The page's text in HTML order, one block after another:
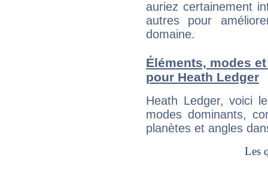
auriez certainement
autres pour
domaine.
Éléments, modes
pour Heath Ledger
Heath Ledger, voici
modes dominants,
planètes et angles